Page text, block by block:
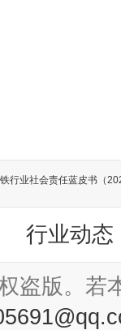
铁行业社会责任蓝皮书（
行业动态
盗版。若